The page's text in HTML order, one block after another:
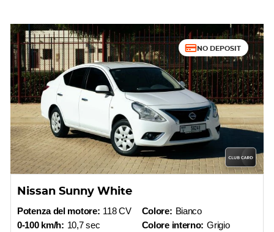
NO DEPOSIT
Nissan Sunny White
Potenza del motore: 118 CV
0-100 km/h: 10,7 sec
Colore: Bianco
Colore interno: Grigio